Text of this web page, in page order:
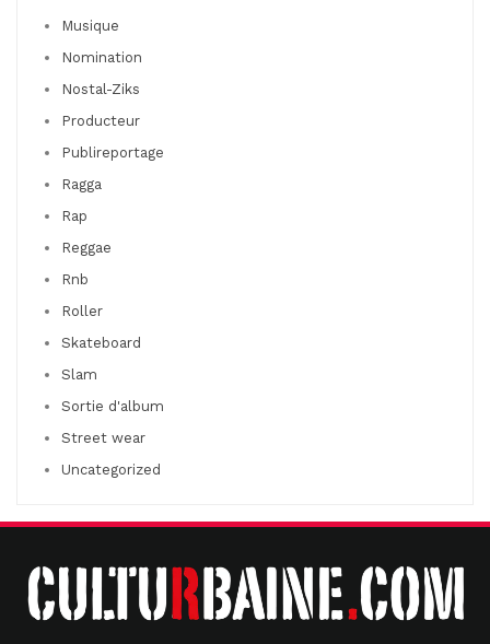
Musique
Nomination
Nostal-Ziks
Producteur
Publireportage
Ragga
Rap
Reggae
Rnb
Roller
Skateboard
Slam
Sortie d'album
Street wear
Uncategorized